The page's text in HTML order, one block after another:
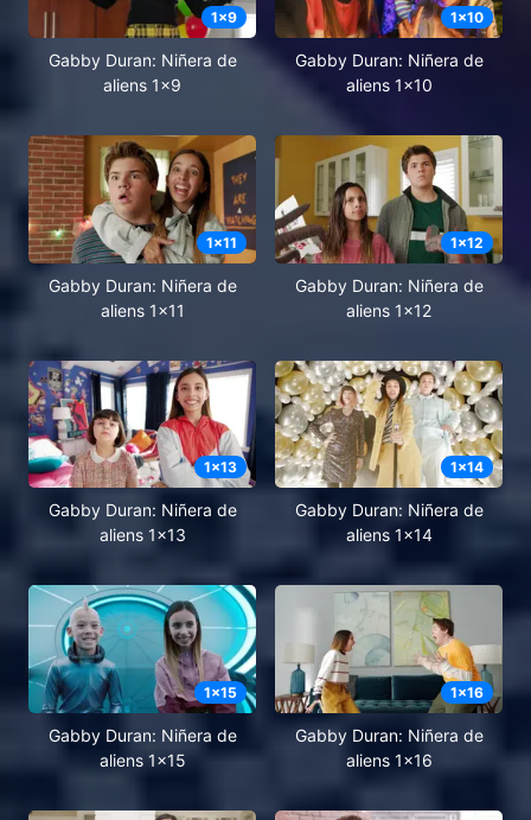
1x9
Gabby Duran: Niñera de
aliens 1x9
1x10
Gabby Duran: Niñera de
aliens 1x10
1x11
Gabby Duran: Niñera de
aliens 1x11
1x12
Gabby Duran: Niñera de
aliens 1x12
1x13
Gabby Duran: Niñera de
aliens 1x13
1x14
Gabby Duran: Niñera de
aliens 1x14
1x15
Gabby Duran: Niñera de
aliens 1x15
1x16
Gabby Duran: Niñera de
aliens 1x16